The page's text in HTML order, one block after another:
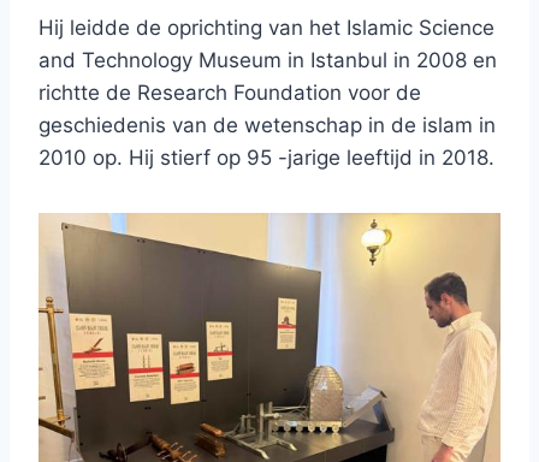
Hij leidde de oprichting van het Islamic Science
and Technology Museum in Istanbul in 2008 en
richtte de Research Foundation voor de
geschiedenis van de wetenschap in de islam in
2010 op. Hij stierf op 95 -jarige leeftijd in 2018.